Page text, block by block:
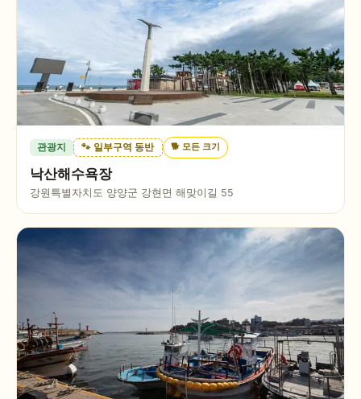
관광지 🐾 일부구역 동반 🐕 모든 크기
낙산해수욕장
강원특별자치도 양양군 강현면 해맞이길 55